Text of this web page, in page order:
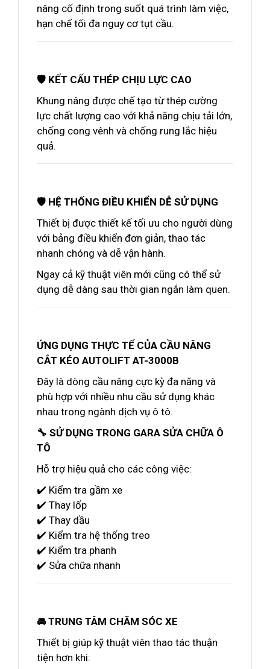
nâng cố định trong suốt quá trình làm việc,
hạn chế tối đa nguy cơ tụt cầu.
🛡️ KẾT CẤU THÉP CHỊU LỰC CAO
Khung nâng được chế tạo từ thép cường
lực chất lượng cao với khả năng chịu tải lớn,
chống cong vênh và chống rung lắc hiệu
quả.
🛡️ HỆ THỐNG ĐIỀU KHIỂN DỄ SỬ DỤNG
Thiết bị được thiết kế tối ưu cho người dùng
với bảng điều khiển đơn giản, thao tác
nhanh chóng và dễ vận hành.
Ngay cả kỹ thuật viên mới cũng có thể sử
dụng dễ dàng sau thời gian ngắn làm quen.
ỨNG DỤNG THỰC TẾ CỦA CẦU NÂNG
CẮT KÉO AUTOLIFT AT-3000B
Đây là dòng cầu nâng cực kỳ đa năng và
phù hợp với nhiều nhu cầu sử dụng khác
nhau trong ngành dịch vụ ô tô.
🔧 SỬ DỤNG TRONG GARA SỬA CHỮA Ô
TÔ
Hỗ trợ hiệu quả cho các công việc:
✔️ Kiểm tra gầm xe
✔️ Thay lốp
✔️ Thay dầu
✔️ Kiểm tra hệ thống treo
✔️ Kiểm tra phanh
✔️ Sửa chữa nhanh
🚘 TRUNG TÂM CHĂM SÓC XE
Thiết bị giúp kỹ thuật viên thao tác thuận
tiện hơn khi: